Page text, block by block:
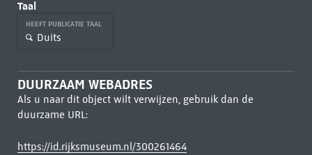
Taal
HEEFT PUBLICATIE TAAL
Duits
DUURZAAM WEBADRES
Als u naar dit object wilt verwijzen, gebruik dan de
duurzame URL:
https://id.rijksmuseum.nl/300261464